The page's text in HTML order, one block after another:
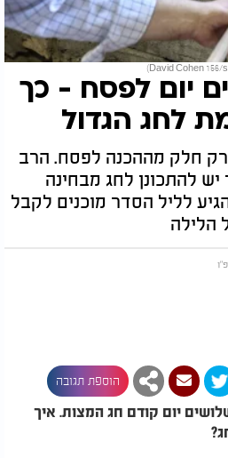
יום לפסח - כך
לחג הגדול
חלק מההכנה לפסח. הרב
יש להתכונן לחג מבחינה
לליל הסדר מוכנים לקבל
הלילה
הוספת תגובה
יום קודם חג המצות. איך